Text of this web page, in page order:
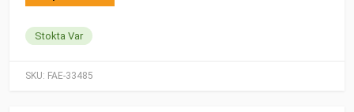
SKU: FAE-33485
Stokta Var